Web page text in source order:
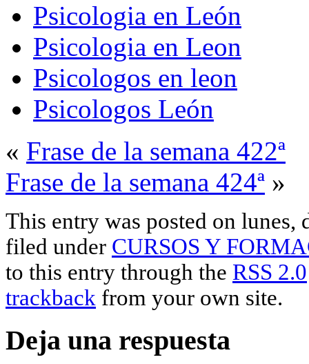
Psicologia en León
Psicologia en Leon
Psicologos en leon
Psicologos León
« Frase de la semana 422ª
Frase de la semana 424ª »
This entry was posted on
filed under CURSOS Y
to this entry through the RSS 2.0
trackback from your own site.
Deja una respuesta